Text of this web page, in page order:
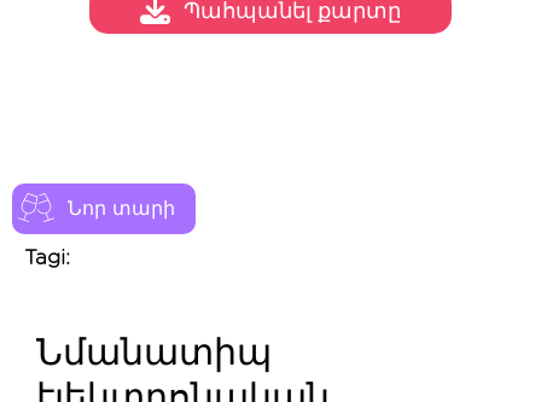
Նոր տարի
Tagi:
Պահպանել քարտը
Նմանատիպ